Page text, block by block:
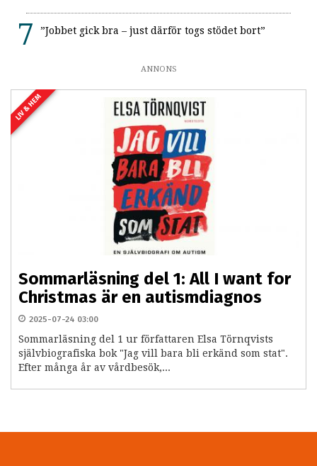
”Jobbet gick bra – just därför togs stödet bort”
ANNONS
LIV & HEM
Sommarläsning del 1: All I want for
Christmas är en autismdiagnos
2025-07-24 03:00
Sommarläsning del 1 ur författaren Elsa Törnqvists
självbiografiska bok "Jag vill bara bli erkänd som stat".
Efter många år av vårdbesök,...